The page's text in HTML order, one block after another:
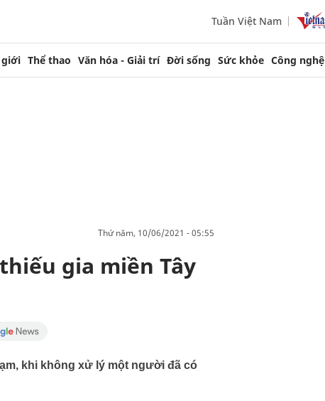
Tuần Việt Nam
giới Thể thao Văn hóa - Giải trí Đời sống Sức khỏe Công nghệ
thứ năm, 10/06/2021 - 05:55
gia miền Tây
khi không xử lý một người đã có